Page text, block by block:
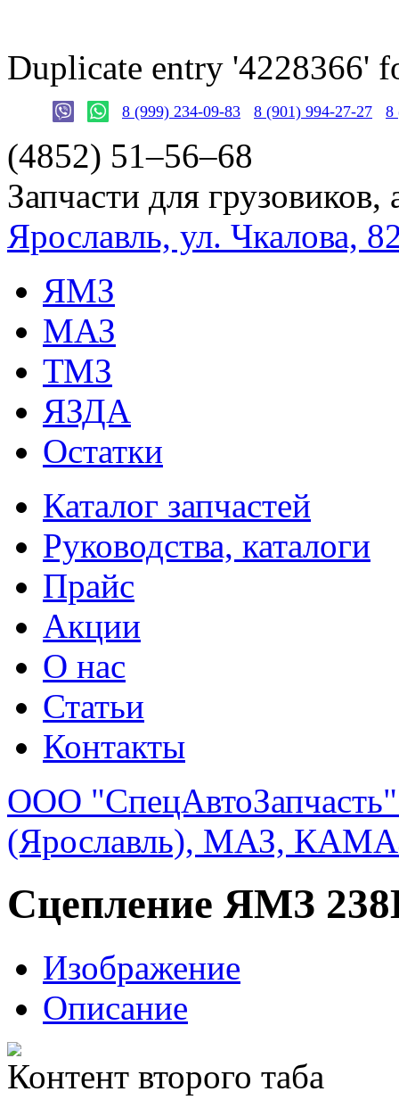
Duplicate entry '4228366'
8 (999) 234-09-83 8 (901) 994-27-27 8
(4852) 51–56–68
Запчасти для грузовиков,
Ярославль, ул. Чкалова,
ЯМЗ
МАЗ
ТМЗ
ЯЗДА
Остатки
Каталог запчастей
Руководства, каталоги
Прайс
Акции
О нас
Статьи
Контакты
ООО
(Ярославль), МАЗ,
Сцепление ЯМЗ
Изображение
Описание
Контент второго таба